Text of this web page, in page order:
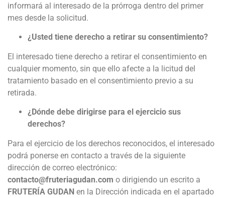
informará al interesado de la prórroga dentro del primer
mes desde la solicitud.
¿Usted tiene derecho a retirar su consentimiento?
El interesado tiene derecho a retirar el consentimiento en
cualquier momento, sin que ello afecte a la licitud del
tratamiento basado en el consentimiento previo a su
retirada.
¿Dónde debe dirigirse para el ejercicio sus
derechos?
Para el ejercicio de los derechos reconocidos, el interesado
podrá ponerse en contacto a través de la siguiente
dirección de correo electrónico:
contacto@fruteriagudan.com o dirigiendo un escrito a
FRUTERÍA GUDAN en la Dirección indicada en el apartado